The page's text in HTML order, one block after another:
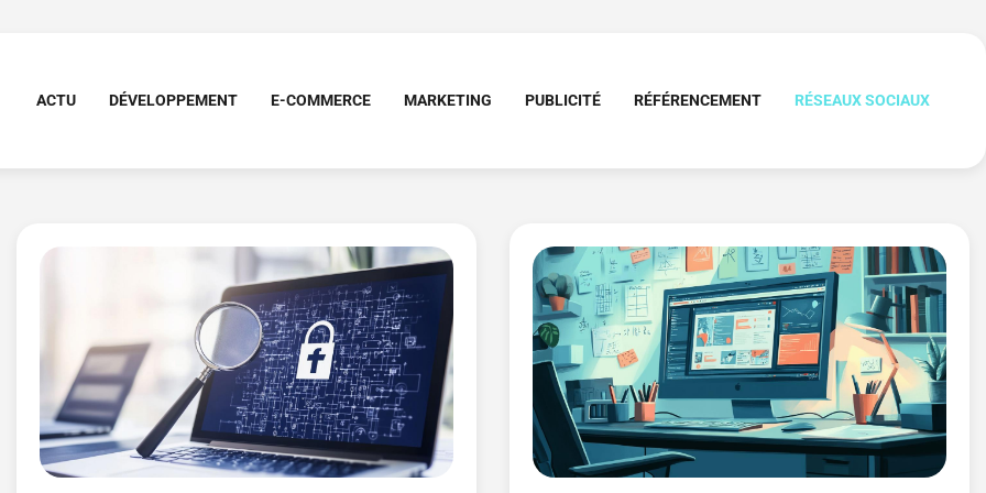
ACTU DÉVELOPPEMENT E-COMMERCE MARKETING PUBLICITÉ RÉFÉRENCEMENT RÉSEAUX SOCIAUX